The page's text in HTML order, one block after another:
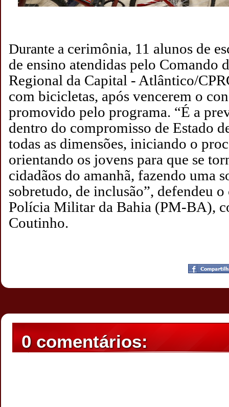
Durante a cerimônia, 11 alunos de
de ensino atendidas pelo Comando
Regional da Capital - Atlântico/
com bicicletas, após vencerem o
promovido pelo programa. “É a
dentro do compromisso de Estado
todas as dimensões, iniciando o
orientando os jovens para que se
cidadãos do amanhã, fazendo uma
sobretudo, de inclusão”, defendeu o
Polícia Militar da Bahia (PM-BA),
Coutinho.
23:22
0 comentários: